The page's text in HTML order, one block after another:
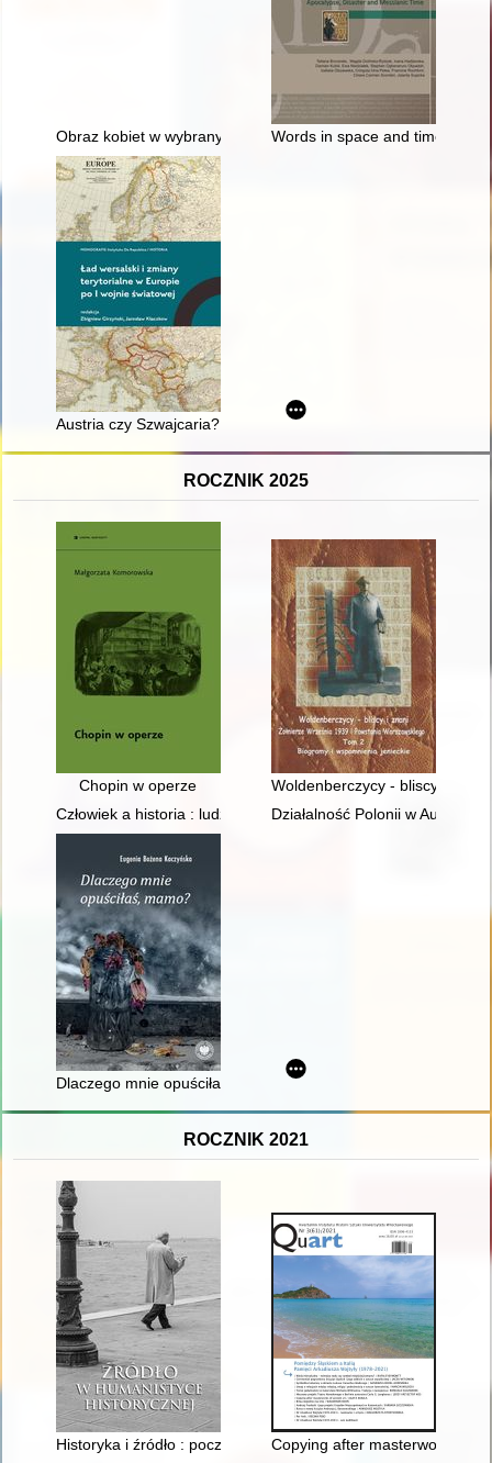
Obraz kobiet w wybranych dziełach historiografii kościelnej z
Words in space and time -
Austria czy Szwajcaria? Kwestia przynależności państwowej
ROCZNIK 2025
Chopin w operze
Woldenberczycy - bliscy i
Człowiek a historia : ludzie i wydarzenia : praca zbiorowa. T. 11
Działalność Polonii w Austrii
Dlaczego mnie opuściłaś, mamo?
ROCZNIK 2021
Historyka i źródło : początki metody historycznej w pracach
Copying after masterworks of